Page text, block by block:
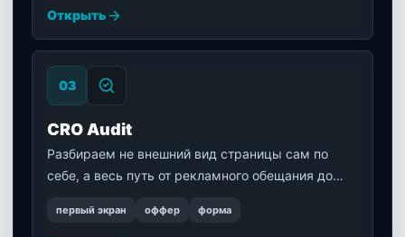
Открыть
03
CRO Audit
Разбираем не внешний вид страницы сам по
себе, а весь путь от рекламного обещания до
— приоритеты, гипотезы и критерии проверки.
первый экран оффер форма